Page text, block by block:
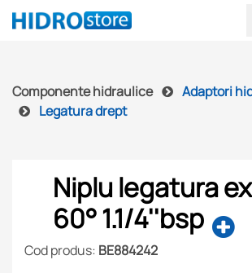
Componente hidraulice Adaptori
Legatura drept
Niplu legatura
60° 1.1/4''bsp
Cod produs: BE884242